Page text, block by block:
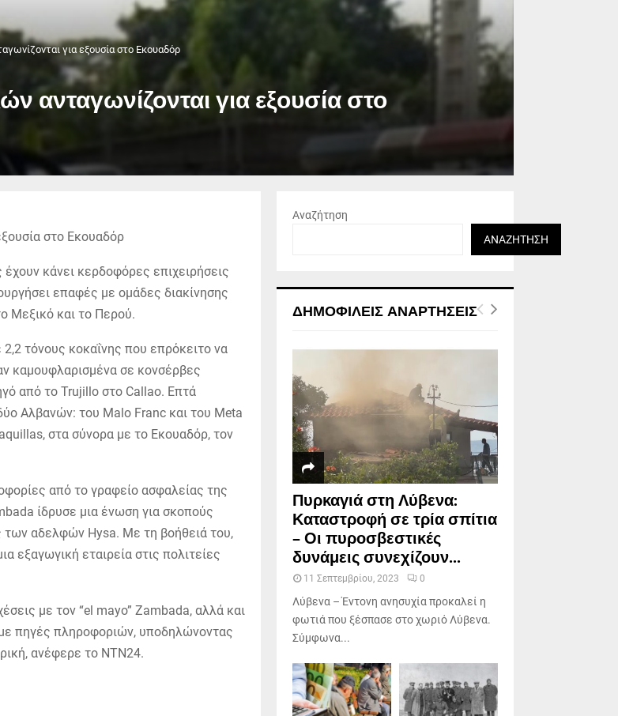
για εξουσία στο Εκουαδόρ
ανταγωνίζονται για εξουσία στο
κάνει κερδοφόρες επιχειρήσεις
επαφές με ομάδες διακίνησης
Μεξικό και το Περού.
τόνους κοκαΐνης που επρόκειτο να
καμουφλαρισμένα σε κονσέρβες
από το Trujillo στο Callao. Επτά
Αλβανών: του Malo Franc και του Meta
στα σύνορα με το Εκουαδόρ, τον
από το γραφείο ασφαλείας της
ίδρυσε μια ένωση για σκοπούς
των αδελφών Hysa. Με τη βοήθειά του,
εξαγωγική εταιρεία στις πολιτείες
με τον “el mayo” Zambada, αλλά και
πηγές πληροφοριών, υποδηλώνοντας
ανέφερε το NTN24.
Αναζήτηση
ΑΝΑΖΉΤΗΣΗ
ΔΗΜΟΦΙΛΕΊΣ ΑΝΑΡΤΉΣΕΙΣ
Πυρκαγιά στη Λύβενα:
Καταστροφή σε τρία σπίτια
– Οι πυροσβεστικές
δυνάμεις συνεχίζουν...
11 Σεπτεμβρίου, 2023 0
Λύβενα – Έντονη ανησυχία προκαλεί η
φωτιά που ξέσπασε στο χωριό Λύβενα.
Σύμφωνα...